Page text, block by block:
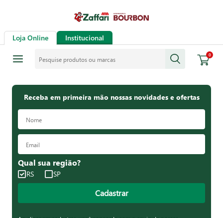
Loja Online Institucional
0
Receba em primeira mão nossas novidades e ofertas
Qual sua região?
RS SP
Cadastrar